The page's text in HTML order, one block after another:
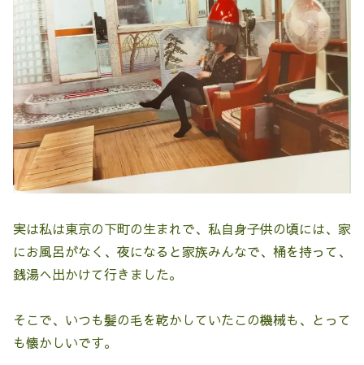
実は私は東京の下町の生まれで、私自身子供の頃には、家
にお風呂がなく、夜になると家族みんなで、桶を持って、
銭湯へ出かけて行きました。
そこで、いつも髪の毛を乾かしていたこの機械も、とって
も懐かしいです。